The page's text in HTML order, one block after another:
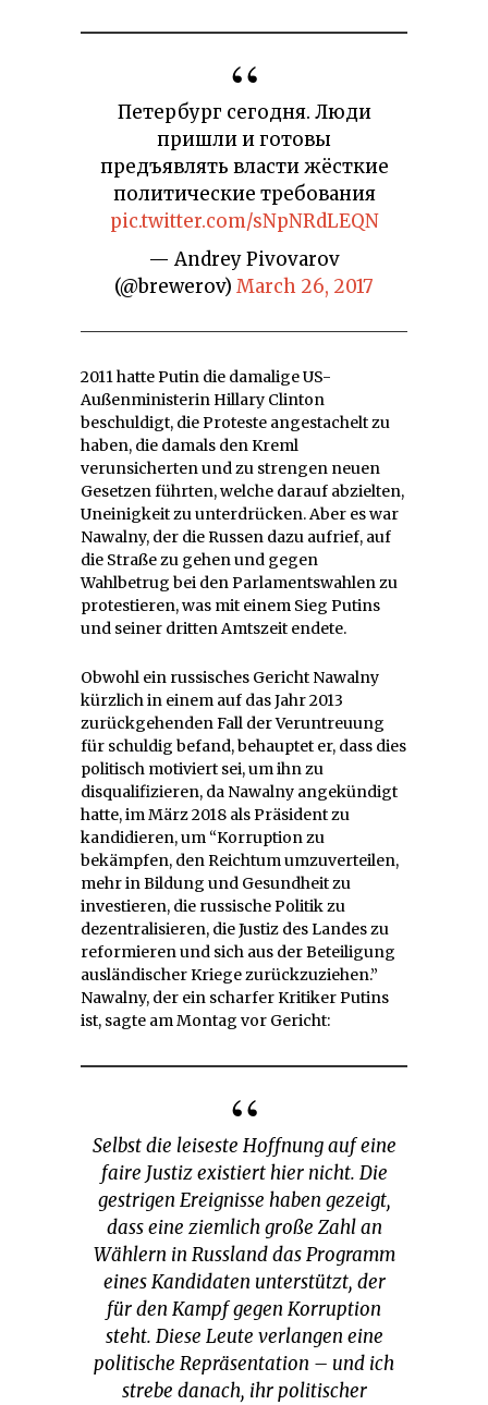
Петербург сегодня. Люди
пришли и готовы
предъявлять власти жёсткие
политические требования
pic.twitter.com/sNpNRdLEQN
— Andrey Pivovarov
(@brewerov) March 26, 2017
2011 hatte Putin die damalige US-
Außenministerin Hillary Clinton
beschuldigt, die Proteste angestachelt zu
haben, die damals den Kreml
verunsicherten und zu strengen neuen
Gesetzen führten, welche darauf abzielten,
Uneinigkeit zu unterdrücken. Aber es war
Nawalny, der die Russen dazu aufrief, auf
die Straße zu gehen und gegen
Wahlbetrug bei den Parlamentswahlen zu
protestieren, was mit einem Sieg Putins
und seiner dritten Amtszeit endete.
Obwohl ein russisches Gericht Nawalny
kürzlich in einem auf das Jahr 2013
zurückgehenden Fall der Veruntreuung
für schuldig befand, behauptet er, dass dies
politisch motiviert sei, um ihn zu
disqualifizieren, da Nawalny angekündigt
hatte, im März 2018 als Präsident zu
kandidieren, um “Korruption zu
bekämpfen, den Reichtum umzuverteilen,
mehr in Bildung und Gesundheit zu
investieren, die russische Politik zu
dezentralisieren, die Justiz des Landes zu
reformieren und sich aus der Beteiligung
ausländischer Kriege zurückzuziehen.”
Nawalny, der ein scharfer Kritiker Putins
ist, sagte am Montag vor Gericht:
Selbst die leiseste Hoffnung auf eine
faire Justiz existiert hier nicht. Die
gestrigen Ereignisse haben gezeigt,
dass eine ziemlich große Zahl an
Wählern in Russland das Programm
eines Kandidaten unterstützt, der
für den Kampf gegen Korruption
steht. Diese Leute verlangen eine
politische Repräsentation – und ich
strebe danach, ihr politischer